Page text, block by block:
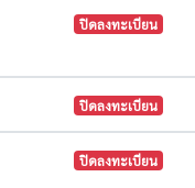
ปิดลงทะเบียน
ปิดลงทะเบียน
ปิดลงทะเบียน